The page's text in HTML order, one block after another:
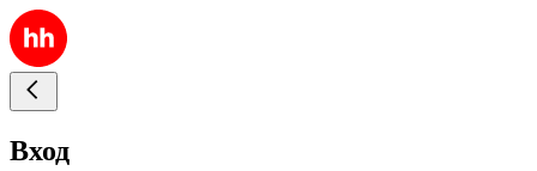
Вход